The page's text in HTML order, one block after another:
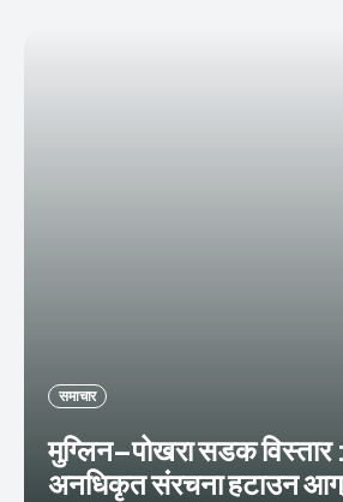
समाचार
मुग्लिन–पोखरा सडक
अनधिकृत संरचना हटाउन